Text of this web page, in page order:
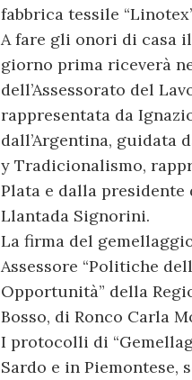
fabbrica tessile
A fare gli onori di casa
giorno prima riceverà
dell’Assessorato del
rappresentata da
dall’Argentina, guidata
y Tradicionalismo,
Plata e dalla presidente
Llantada Signorini.
La firma del
Assessore “Politiche
Opportunità” della
Bosso, di Ronco Carla
I protocolli di
Sardo e in Piemontese,